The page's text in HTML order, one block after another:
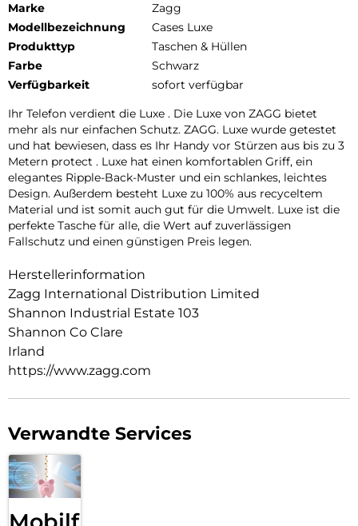
Marke
Zagg
Modellbezeichnung
Cases Luxe
Produkttyp
Taschen & Hüllen
Farbe
Schwarz
Verfügbarkeit
sofort verfügbar
Ihr Telefon verdient die Luxe . Die Luxe von ZAGG bietet
mehr als nur einfachen Schutz. ZAGG. Luxe wurde getestet
und hat bewiesen, dass es Ihr Handy vor Stürzen aus bis zu 3
Metern protect . Luxe hat einen komfortablen Griff, ein
elegantes Ripple-Back-Muster und ein schlankes, leichtes
Design. Außerdem besteht Luxe zu 100% aus recyceltem
Material und ist somit auch gut für die Umwelt. Luxe ist die
perfekte Tasche für alle, die Wert auf zuverlässigen
Fallschutz und einen günstigen Preis legen.
Herstellerinformation
Zagg International Distribution Limited
Shannon Industrial Estate 103
Shannon Co Clare
Irland
https://www.zagg.com
Verwandte Services